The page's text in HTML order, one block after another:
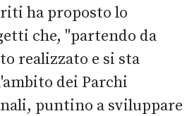
ha proposto lo
che, "partendo da
realizzato e si sta
dei Parchi
puntino a sviluppare